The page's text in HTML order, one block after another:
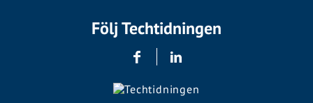
Följ Techtidningen